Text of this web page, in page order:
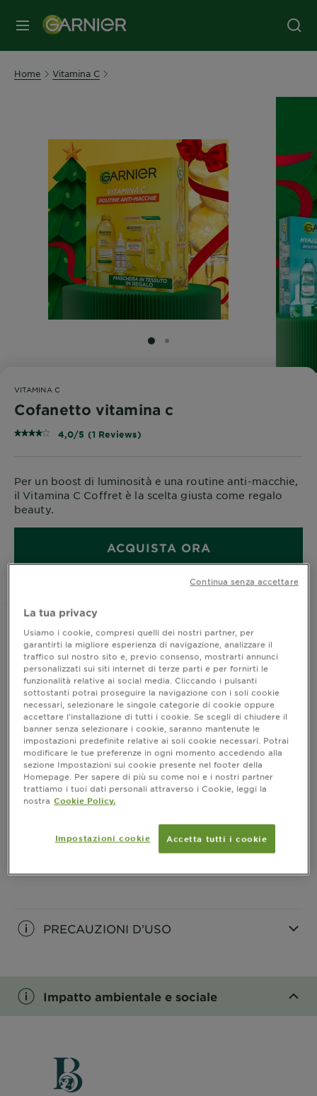
MENU
Home Vitamina C
SLIDE 1
SLIDE 2
VITAMINA C
Cofanetto vitamina c
4,0/5 (1 Reviews)
Per un boost di luminosità e una routine anti-macchie,
il Vitamina C Coffret è la scelta giusta come regalo
beauty.
ACQUISTA ORA
INFORMAZIONI PRODOTTO
CLOSE SUBPANEL
COME SI USA?
CLOSE SUBPANEL
INGREDIENTI
PRECAUZIONI D’USO
Impatto ambientale e sociale
La tua privacy
Usiamo i cookie, compresi quelli dei nostri partner, per
garantirti la migliore esperienza di navigazione, analizzare il
traffico sul nostro sito e, previo consenso, mostrarti annunci
personalizzati sui siti internet di terze parti e per fornirti le
funzionalità relative ai social media. Cliccando i pulsanti
sottostanti potrai proseguire la navigazione con i soli cookie
necessari, selezionare le singole categorie di cookie oppure
accettare l’installazione di tutti i cookie. Se scegli di chiudere il
banner senza selezionare i cookie, saranno mantenute le
impostazioni predefinite relative ai soli cookie necessari. Potrai
modificare le tue preferenze in ogni momento accedendo alla
sezione Impostazioni sui cookie presente nel footer della
Homepage. Per sapere di più su come noi e i nostri partner
trattiamo i tuoi dati personali attraverso i Cookie, leggi la
nostra Cookie Policy.
Impostazioni cookie Accetta tutti i cookie
Continua senza accettare